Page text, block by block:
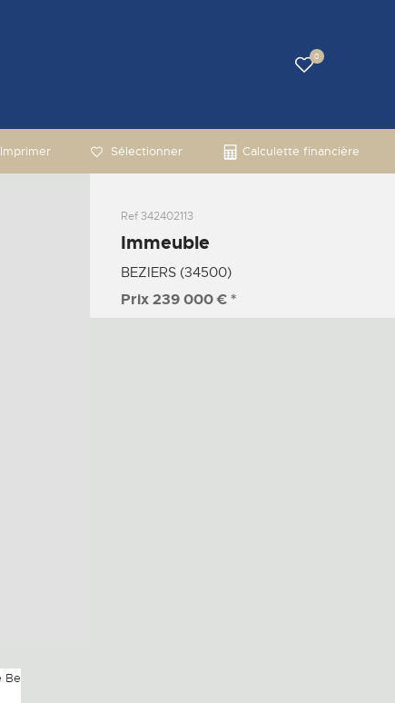
0
Imprimer Sélectionner Calculette financière
Ref 342402113
Immeuble
BEZIERS (34500)
Prix239 000 €*